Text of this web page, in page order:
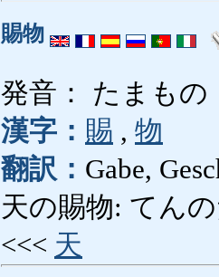
賜物
発音： たまもの
漢字： 賜 , 物
翻訳： Gabe,
天の賜物: てんの
<<< 天